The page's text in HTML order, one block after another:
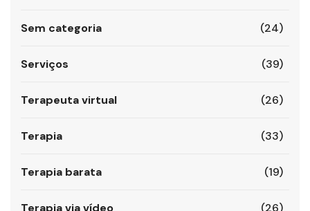
Sem categoria (24)
Serviços (39)
Terapeuta virtual (26)
Terapia (33)
Terapia barata (19)
Terapia via vídeo (26)